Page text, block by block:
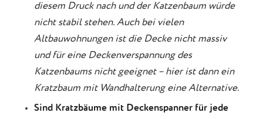
diesem Druck nach und der Katzenbaum würde
nicht stabil stehen. Auch bei vielen
Altbauwohnungen ist die Decke nicht massiv
und für eine Deckenverspannung des
Katzenbaums nicht geeignet – hier ist dann ein
Kratzbaum mit Wandhalterung eine Alternative.
Sind Kratzbäume mit Deckenspanner für jede